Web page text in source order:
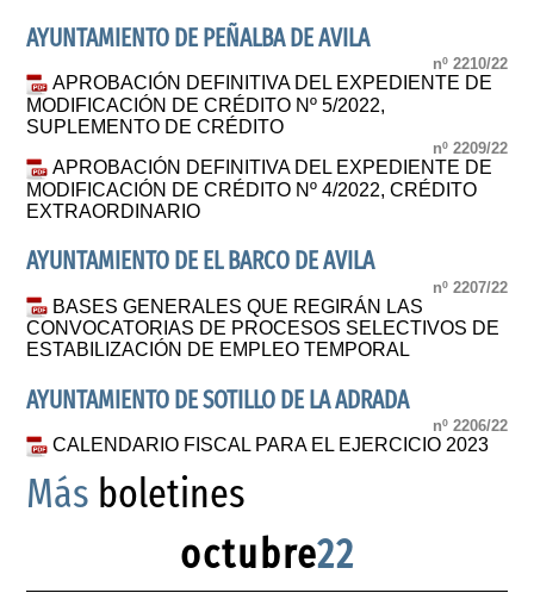
AYUNTAMIENTO DE PEÑALBA DE AVILA
nº 2210/22
APROBACIÓN DEFINITIVA DEL EXPEDIENTE DE
MODIFICACIÓN DE CRÉDITO Nº 5/2022,
SUPLEMENTO DE CRÉDITO
nº 2209/22
APROBACIÓN DEFINITIVA DEL EXPEDIENTE DE
MODIFICACIÓN DE CRÉDITO Nº 4/2022, CRÉDITO
EXTRAORDINARIO
AYUNTAMIENTO DE EL BARCO DE AVILA
nº 2207/22
BASES GENERALES QUE REGIRÁN LAS
CONVOCATORIAS DE PROCESOS SELECTIVOS DE
ESTABILIZACIÓN DE EMPLEO TEMPORAL
AYUNTAMIENTO DE SOTILLO DE LA ADRADA
nº 2206/22
CALENDARIO FISCAL PARA EL EJERCICIO 2023
Más boletines
octubre22